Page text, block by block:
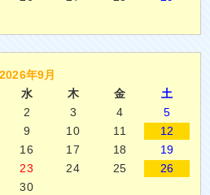
2026年9月
水 木 金
土
2 3 4
5
9 10 11
12
16 17 18
19
23 24 25
26
30